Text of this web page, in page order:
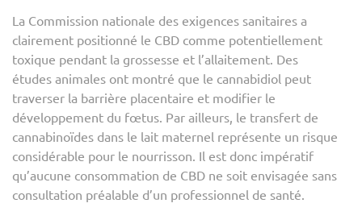
La Commission nationale des exigences sanitaires a
clairement positionné le CBD comme potentiellement
toxique pendant la grossesse et l’allaitement. Des
études animales ont montré que le cannabidiol peut
traverser la barrière placentaire et modifier le
développement du fœtus. Par ailleurs, le transfert de
cannabinoïdes dans le lait maternel représente un risque
considérable pour le nourrisson. Il est donc impératif
qu’aucune consommation de CBD ne soit envisagée sans
consultation préalable d’un professionnel de santé.